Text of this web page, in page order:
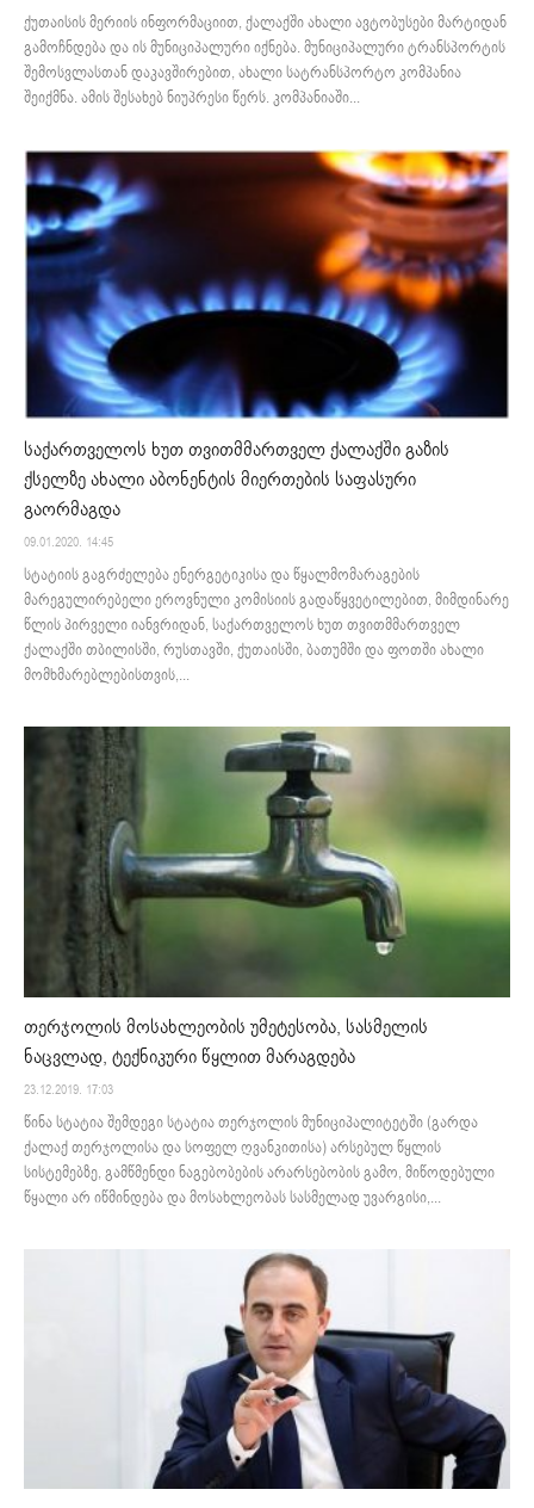
ქუთაისის მერიის ინფორმაციით, ქალაქში ახალი ავტობუსები მარტიდან
გამოჩნდება და ის მუნიციპალური იქნება. მუნიციპალური ტრანსპორტის
შემოსვლასთან დაკავშირებით, ახალი სატრანსპორტო კომპანია
შეიქმნა. ამის შესახებ ნიუპრესი წერს. კომპანიაში...
საქართველოს ხუთ თვითმმართველ ქალაქში გაზის
ქსელზე ახალი აბონენტის მიერთების საფასური
გაორმაგდა
09.01.2020. 14:45
სტატიის გაგრძელება ენერგეტიკისა და წყალმომარაგების
მარეგულირებელი ეროვნული კომისიის გადაწყვეტილებით, მიმდინარე
წლის პირველი იანვრიდან, საქართველოს ხუთ თვითმმართველ
ქალაქში თბილისში, რუსთავში, ქუთაისში, ბათუმში და ფოთში ახალი
მომხმარებლებისთვის,...
თერჯოლის მოსახლეობის უმეტესობა, სასმელის
ნაცვლად, ტექნიკური წყლით მარაგდება
23.12.2019. 17:03
წინა სტატია შემდეგი სტატია თერჯოლის მუნიციპალიტეტში (გარდა
ქალაქ თერჯოლისა და სოფელ ღვანკითისა) არსებულ წყლის
სისტემებზე, გამწმენდი ნაგებობების არარსებობის გამო, მიწოდებული
წყალი არ იწმინდება და მოსახლეობას სასმელად უვარგისი,...